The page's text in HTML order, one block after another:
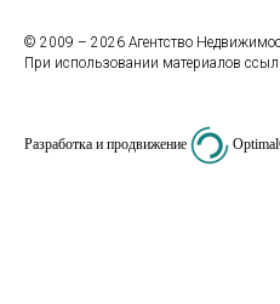
© 2009 – 2026 Агентство
При использовании материалов
Разработка и продвижение